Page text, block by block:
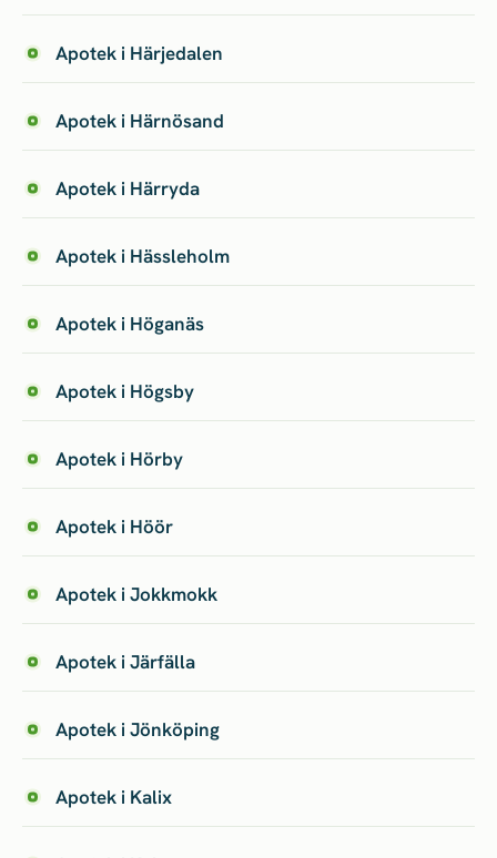
Apotek i Härjedalen
Apotek i Härnösand
Apotek i Härryda
Apotek i Hässleholm
Apotek i Höganäs
Apotek i Högsby
Apotek i Hörby
Apotek i Höör
Apotek i Jokkmokk
Apotek i Järfälla
Apotek i Jönköping
Apotek i Kalix